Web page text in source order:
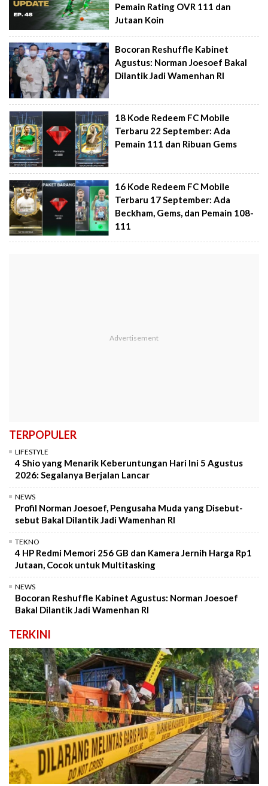
Pemain Rating OVR 111 dan
Jutaan Koin
Bocoran Reshuffle Kabinet
Agustus: Norman Joesoef Bakal
Dilantik Jadi Wamenhan RI
18 Kode Redeem FC Mobile
Terbaru 22 September: Ada
Pemain 111 dan Ribuan Gems
16 Kode Redeem FC Mobile
Terbaru 17 September: Ada
Beckham, Gems, dan Pemain 108-
111
TERPOPULER
LIFESTYLE
4 Shio yang Menarik Keberuntungan Hari Ini 5 Agustus
2026: Segalanya Berjalan Lancar
NEWS
Profil Norman Joesoef, Pengusaha Muda yang Disebut-
sebut Bakal Dilantik Jadi Wamenhan RI
TEKNO
4 HP Redmi Memori 256 GB dan Kamera Jernih Harga Rp1
Jutaan, Cocok untuk Multitasking
NEWS
Bocoran Reshuffle Kabinet Agustus: Norman Joesoef
Bakal Dilantik Jadi Wamenhan RI
TERKINI